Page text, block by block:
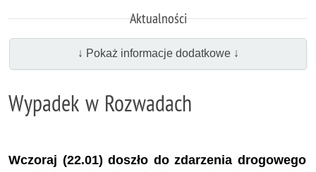
Aktualności
↓ Pokaż informacje dodatkowe ↓
Wypadek w Rozwadach
Wczoraj (22.01) doszło do zdarzenia drogowego